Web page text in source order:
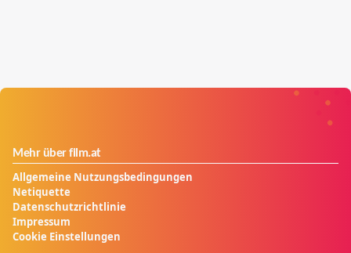
Mehr über film.at
Allgemeine Nutzungsbedingungen
Netiquette
Datenschutzrichtlinie
Impressum
Cookie Einstellungen